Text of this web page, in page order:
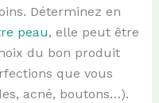
Déterminez en
peau, elle peut être
du bon produit
que vous
acné, boutons…).